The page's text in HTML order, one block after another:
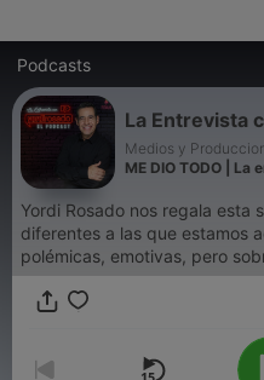
Podcasts
La Entrevista
Medios y
ME DIO TODO | La
Yordi Rosado nos regala esta
diferentes a las que estamos
polémicas, emotivas, pero